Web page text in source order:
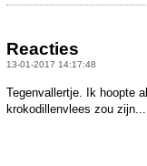
Reacties
13-01-2017 14:17:48
Tegenvallertje. Ik hoopte
krokodillenvlees zou zijn...